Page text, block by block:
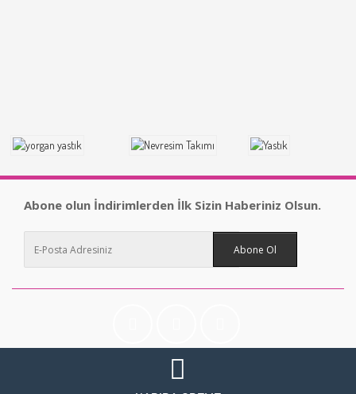
Abone olun İndirimlerden İlk Sizin Haberiniz Olsun.
Abone Ol